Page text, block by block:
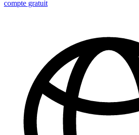
compte gratuit